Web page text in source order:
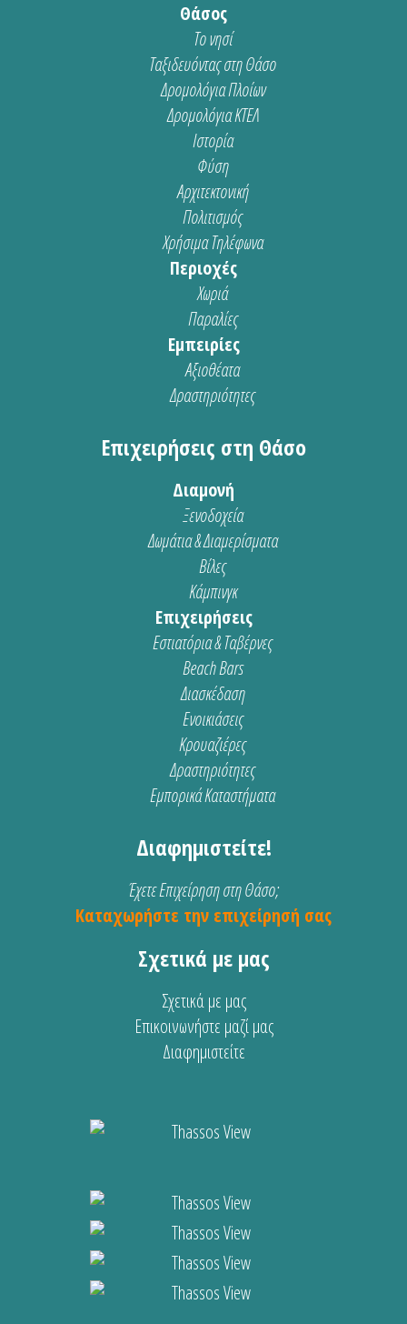
Θάσος
Το νησί
Ταξιδευόντας στη Θάσο
Δρομολόγια Πλοίων
Δρομολόγια ΚΤΕΛ
Ιστορία
Φύση
Αρχιτεκτονική
Πολιτισμός
Χρήσιμα Τηλέφωνα
Περιοχές
Χωριά
Παραλίες
Εμπειρίες
Αξιοθέατα
Δραστηριότητες
Επιχειρήσεις στη Θάσο
Διαμονή
Ξενοδοχεία
Δωμάτια & Διαμερίσματα
Βίλες
Κάμπινγκ
Επιχειρήσεις
Εστιατόρια & Ταβέρνες
Beach Bars
Διασκέδαση
Ενοικιάσεις
Κρουαζιέρες
Δραστηριότητες
Εμπορικά Καταστήματα
Διαφημιστείτε!
Έχετε Επιχείρηση στη Θάσο;
Καταχωρήστε την επιχείρησή σας
Σχετικά με μας
Σχετικά με μας
Επικοινωνήστε μαζί μας
Διαφημιστείτε